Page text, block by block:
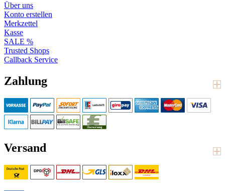
Über uns
Konto erstellen
Merkzettel
Kasse
SALE %
Trusted Shops
Callback Service
Zahlung
Versand